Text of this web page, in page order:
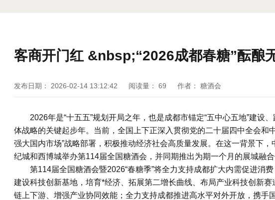
客商开门红 &nbsp;“2026成都春糖”酝酿
发布日期： 2026-02-14 13:12:42 阅读量： 69 作者： 糖酒会
2026年是“十五五”规划开局之年，也是成都市锚定“五中心五地”建设
体战略的关键起步年。当前，全国上下正深入贯彻党的二十届四中全会和
强大国内市场”战略部署，积极推动经济社会高质量发展。在这一背景下
纪城和西博城举办第114届全国糖酒会 ，并同期推出为期一个月的展城融
第114届全国糖酒会暨2026“春糖季”将全力支持成都扩大内需促进消
建设科技创新基地，培育*经济、拓展第二增长曲线、布局产业科技创新
链上下游、增强产业协同效能；全力支持成都推进高水平对外开放，携手